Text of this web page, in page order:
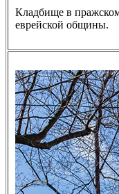
Кладбище в
еврейской общины.